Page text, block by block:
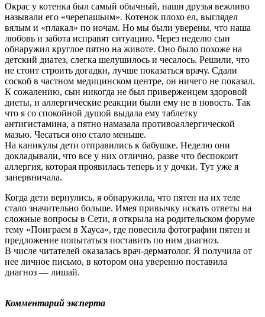
Окрас у котенка был самый обычный, наши друзья вежливо
называли его «черепашьим». Котенок плохо ел, выглядел
вялым и «плакал» по ночам. Но мы были уверены, что наша
любовь и забота исправят ситуацию. Через неделю сын
обнаружил круглое пятно на животе. Оно было похоже на
детский диатез, слегка шелушилось и чесалось. Решили, что
не стоит строить догадки, лучше показаться врачу. Сдали
соскоб в частном медицинском центре, он ничего не показал.
К сожалению, сын никогда не был приверженцем здоровой
диеты, и аллергические реакции были ему не в новость. Так
что я со спокойной душой выдала ему таблетку
антигистамина, а пятно намазала противоаллергической
мазью. Чесаться оно стало меньше.
На каникулы дети отправились к бабушке. Неделю они
докладывали, что все у них отлично, разве что беспокоит
аллергия, которая проявилась теперь и у дочки. Тут уже я
занервничала.
Когда дети вернулись, я обнаружила, что пятен на их теле
стало значительно больше. Имея привычку искать ответы на
сложные вопросы в Сети, я открыла на родительском форуме
тему «Поиграем в Хауса», где повесила фотографии пятен и
предложение попытаться поставить по ним диагноз.
В числе читателей оказалась врач-дерматолог. Я получила от
нее личное письмо, в котором она уверенно поставила
диагноз — лишай.
Комментарий эксперта